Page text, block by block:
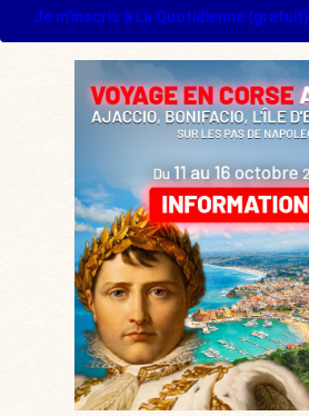
Je m'inscris à La Quotidienne (gratuit)